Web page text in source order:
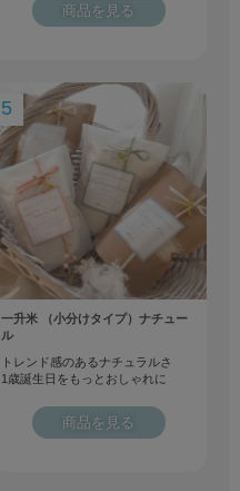
商品を見る
5
一升米 （小分けタイプ）ナチュー
ル
トレンド感のあるナチュラルさ
1歳誕生日をもっとおしゃれに
商品を見る